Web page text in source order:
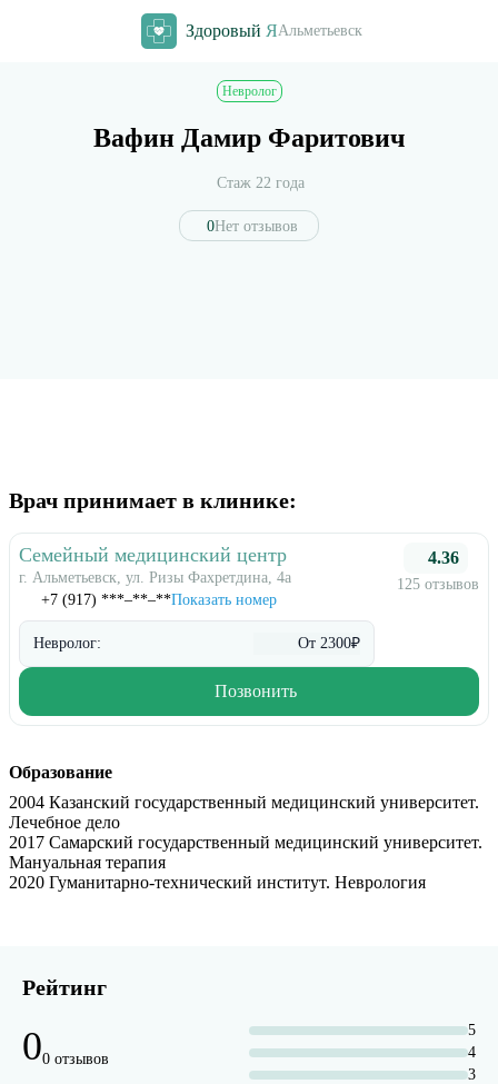
Здоровый ЯАльметьевск
Невролог
Вафин Дамир Фаритович
Стаж 22 года
0Нет отзывов
Врач принимает в клинике:
Семейный медицинский центр
г. Альметьевск, ул. Ризы Фахретдина, 4а
+7 (917) ***‒**‒**Показать номер
4.36
125 отзывов
Невролог: От 2300₽
Позвонить
Образование
2004 Казанский государственный медицинский университет.
Лечебное дело
2017 Самарский государственный медицинский университет.
Мануальная терапия
2020 Гуманитарно-технический институт. Неврология
Рейтинг
00 отзывов
5
4
3